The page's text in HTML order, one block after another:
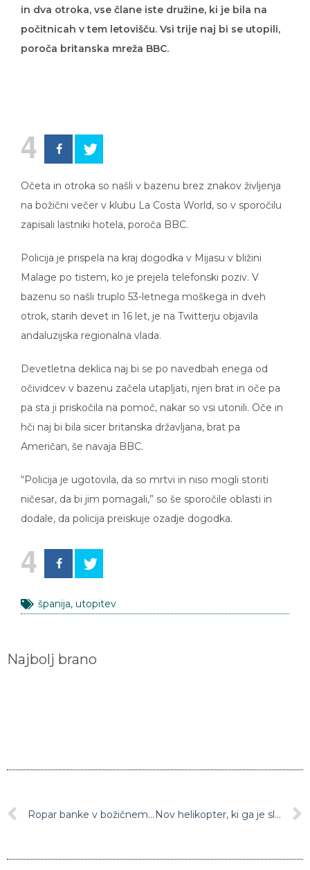
in dva otroka, vse člane iste družine, ki je bila na
počitnicah v tem letovišču. Vsi trije naj bi se utopili,
poroča britanska mreža BBC.
4
Očeta in otroka so našli v bazenu brez znakov življenja
na božični večer v klubu La Costa World, so v sporočilu
zapisali lastniki hotela, poroča BBC.
Policija je prispela na kraj dogodka v Mijasu v bližini
Malage po tistem, ko je prejela telefonski poziv. V
bazenu so našli truplo 53-letnega moškega in dveh
otrok, starih devet in 16 let, je na Twitterju objavila
andaluzijska regionalna vlada.
Devetletna deklica naj bi se po navedbah enega od
očividcev v bazenu začela utapljati, njen brat in oče pa
pa sta ji priskočila na pomoč, nakar so vsi utonili. Oče in
hči naj bi bila sicer britanska državljana, brat pa
Američan, še navaja BBC.
“Policija je ugotovila, da so mrtvi in niso mogli storiti
ničesar, da bi jim pomagali,” so še sporočile oblasti in
dodale, da policija preiskuje ozadje dogodka.
4
španija, utopitev
Najbolj brano
Ropar banke v božičnem vzdušju radodarno razdelil plen mimoidočim in zaželel lepe praznike Nov helikopter, ki ga je slovenska policija dobila oktobra, že pokvarjen